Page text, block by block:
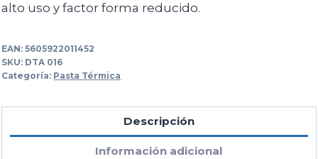
alto uso y factor forma reducido.
EAN:5605922011452
SKU: DTA 016
Categoría: Pasta Térmica
Descripción
Información adicional